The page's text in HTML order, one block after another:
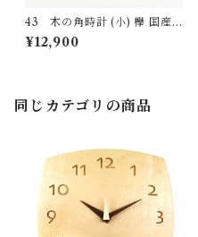
43 木の角時計 (小) 欅 国産
一点物 SWING オリジナル 無
垢 新築祝い 結婚祝い ナチュラ
¥12,900
同じカテゴリの商品